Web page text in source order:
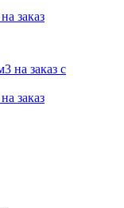
заказ
заказ